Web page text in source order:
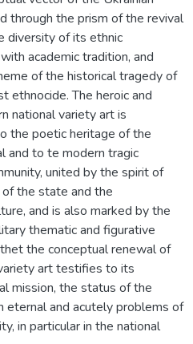
through the prism of the revival
diversity of its ethnic
academic tradition, and
of the historical tragedy of
ethnocide. The heroic and
national variety art is
the poetic heritage of the
and to te modern tragic
united by the spirit of
the state and the
and is also marked by the
thematic and figurative
the conceptual renewal of
art testifies to its
mission, the status of the
eternal and acutely problems of
in particular in the national